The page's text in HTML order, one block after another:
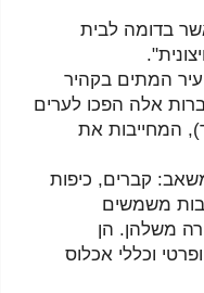
בדומה לבית
המתים בקהיר
אלה הפכו לערים
נסאר), המחייבות את
קברים, כיפות
משמשים
משלהן. הן
וכללי אכלוס